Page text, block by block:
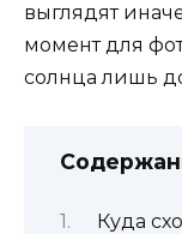
выглядят
момент для
солнца лишь
Куда